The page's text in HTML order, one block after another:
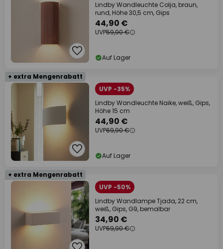
Lindby Wandleuchte Colja, braun,
rund, Höhe 30,5 cm, Gips
44,90 €
UVP59,90 €
Auf Lager
+ extra Mengenrabatt
UVP -35%
Lindby Wandleuchte Naike, weiß, Gips,
Höhe 15 cm
44,90 €
UVP69,90 €
Auf Lager
+ extra Mengenrabatt
UVP -50%
Lindby Wandlampe Tjada, 22 cm,
weiß, Gips, G9, bemalbar
34,90 €
UVP69,90 €